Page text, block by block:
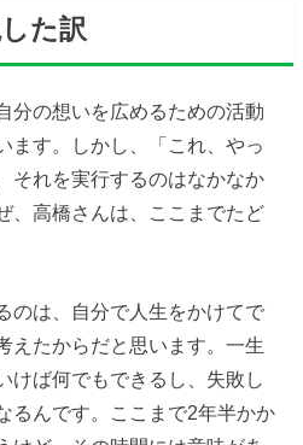
た訳
分の想いを広めるための活動
ます。しかし、「これ、やっ
それを実行するのはなかなか
、高橋さんは、ここまでたど
のは、自分で人生をかけてで
えたからだと思います。一生
けば何でもできるし、失敗し
るんです。ここまで2年半かか